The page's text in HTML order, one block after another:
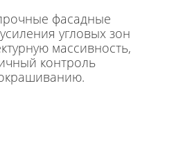
фасадные
угловых зон
массивность,
контроль